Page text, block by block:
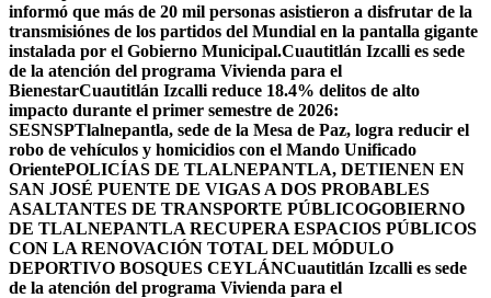
informó que más de 20 mil personas asistieron a disfrutar de la
transmisiónes de los partidos del Mundial en la pantalla gigante
instalada por el Gobierno Municipal.Cuautitlán Izcalli es sede
de la atención del programa Vivienda para el
BienestarCuautitlán Izcalli reduce 18.4% delitos de alto
impacto durante el primer semestre de 2026:
SESNSPTlalnepantla, sede de la Mesa de Paz, logra reducir el
robo de vehículos y homicidios con el Mando Unificado
OrientePOLICÍAS DE TLALNEPANTLA, ​DETIENEN EN
SAN JOSÉ PUENTE DE VIGAS A DOS PROBABLES
ASALTANTES DE TRANSPORTE PÚBLICOGOBIERNO
DE TLALNEPANTLA RECUPERA ESPACIOS PÚBLICOS
CON LA RENOVACIÓN TOTAL DEL MÓDULO
DEPORTIVO BOSQUES CEYLÁNCuautitlán Izcalli es sede
de la atención del programa Vivienda para el